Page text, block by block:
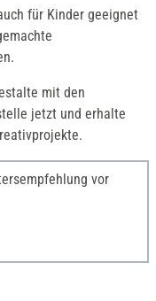
für Kinder geeignet
mit den
jetzt und erhalte
vor